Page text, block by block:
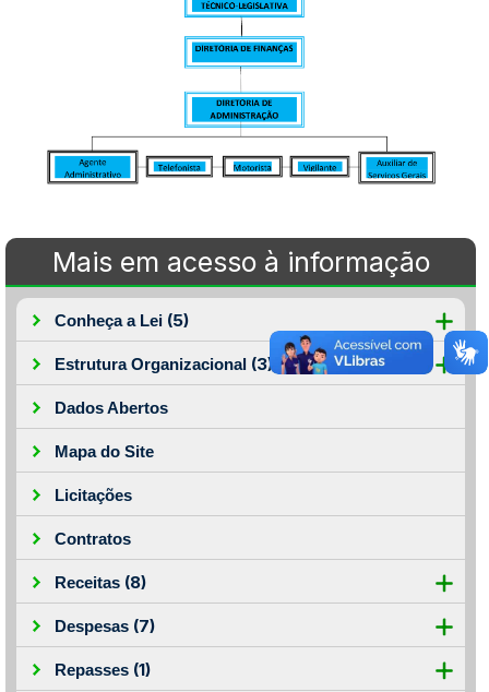
Mais em acesso à informação
Conheça a Lei (5)
Estrutura Organizacional (3)
Dados Abertos
Mapa do Site
Licitações
Contratos
Receitas (8)
Despesas (7)
Repasses (1)